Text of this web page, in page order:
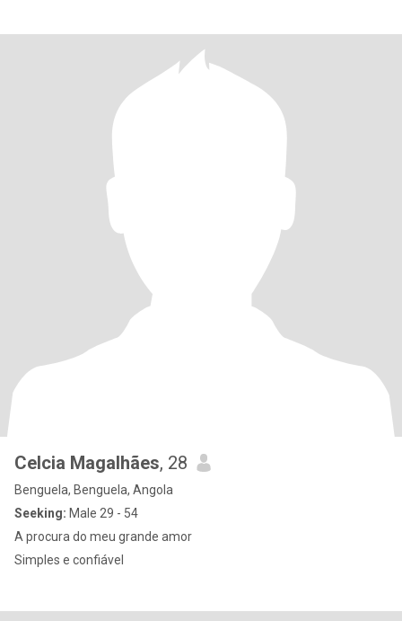
Celcia Magalhães, 28
Benguela, Benguela, Angola
Seeking: Male 29 - 54
A procura do meu grande amor
Simples e confiável